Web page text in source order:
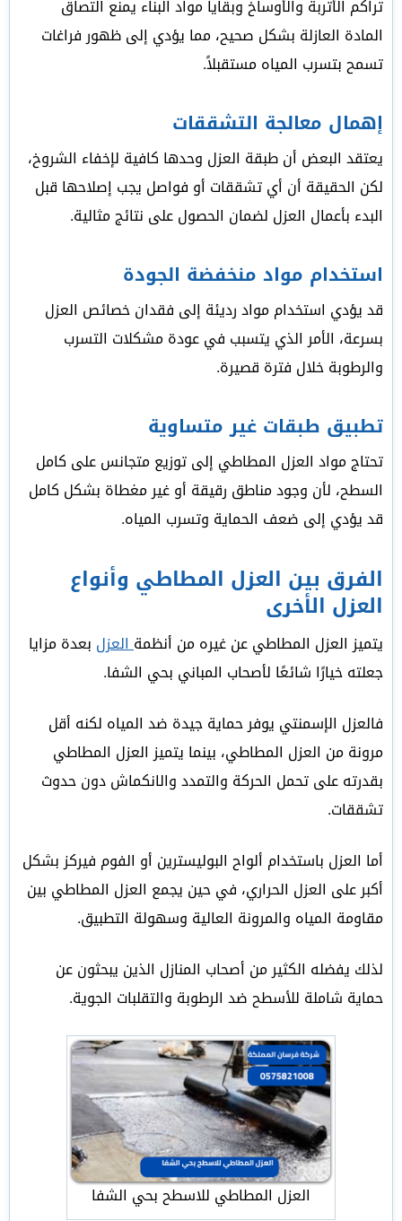
تراكم الأتربة والأوساخ وبقايا مواد البناء يمنع التصاق
المادة العازلة بشكل صحيح، مما يؤدي إلى ظهور فراغات
تسمح بتسرب المياه مستقبلاً.
إهمال معالجة التشققات
يعتقد البعض أن طبقة العزل وحدها كافية لإخفاء الشروخ،
لكن الحقيقة أن أي تشققات أو فواصل يجب إصلاحها قبل
البدء بأعمال العزل لضمان الحصول على نتائج مثالية.
استخدام مواد منخفضة الجودة
قد يؤدي استخدام مواد رديئة إلى فقدان خصائص العزل
بسرعة، الأمر الذي يتسبب في عودة مشكلات التسرب
والرطوبة خلال فترة قصيرة.
تطبيق طبقات غير متساوية
تحتاج مواد العزل المطاطي إلى توزيع متجانس على كامل
السطح، لأن وجود مناطق رقيقة أو غير مغطاة بشكل كامل
قد يؤدي إلى ضعف الحماية وتسرب المياه.
الفرق بين العزل المطاطي وأنواع
العزل الأخرى
يتميز العزل المطاطي عن غيره من أنظمةالعزل بعدة مزايا
جعلته خيارًا شائعًا لأصحاب المباني بحي الشفا.
فالعزل الإسمنتي يوفر حماية جيدة ضد المياه لكنه أقل
مرونة من العزل المطاطي، بينما يتميز العزل المطاطي
بقدرته على تحمل الحركة والتمدد والانكماش دون حدوث
تشققات.
أما العزل باستخدام ألواح البوليسترين أو الفوم فيركز بشكل
أكبر على العزل الحراري، في حين يجمع العزل المطاطي بين
مقاومة المياه والمرونة العالية وسهولة التطبيق.
لذلك يفضله الكثير من أصحاب المنازل الذين يبحثون عن
حماية شاملة للأسطح ضد الرطوبة والتقلبات الجوية.
العزل المطاطي للاسطح بحي الشفا